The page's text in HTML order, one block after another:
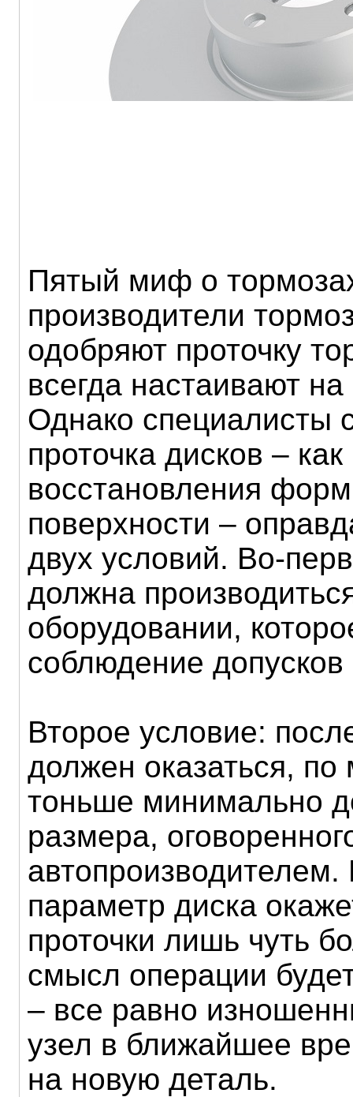
Пятый миф о
производители
одобряют проточку
всегда настаивают
Однако специалисты
проточка дисков –
восстановления
поверхности –
двух условий. Во-
должна
оборудовании,
соблюдение
Второе условие:
должен оказаться,
тоньше минимально
размера,
автопроизводителем.
параметр диска
проточки лишь чуть
смысл операции
– все равно
узел в ближайшее
на новую деталь.